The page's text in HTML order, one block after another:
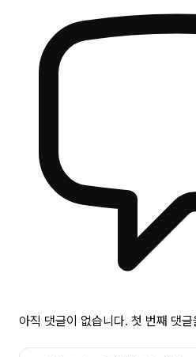
아직 댓글이 없습니다. 첫 번째 댓